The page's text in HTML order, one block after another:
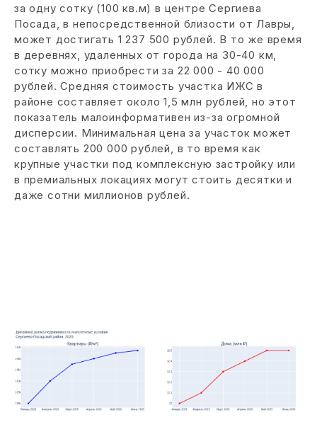
за одну сотку (100 кв.м) в центре Сергиева
Посада, в непосредственной близости от Лавры,
может достигать 1 237 500 рублей. В то же время
в деревнях, удаленных от города на 30-40 км,
сотку можно приобрести за 22 000 - 40 000
рублей. Средняя стоимость участка ИЖС в
районе составляет около 1,5 млн рублей, но этот
показатель малоинформативен из-за огромной
дисперсии. Минимальная цена за участок может
составлять 200 000 рублей, в то время как
крупные участки под комплексную застройку или
в премиальных локациях могут стоить десятки и
даже сотни миллионов рублей.